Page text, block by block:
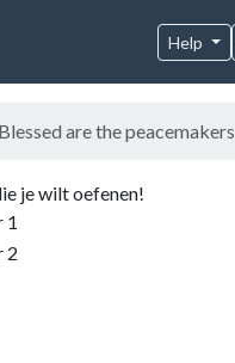
Help
Blessed are the peacemakers
je wilt oefenen!
1
2